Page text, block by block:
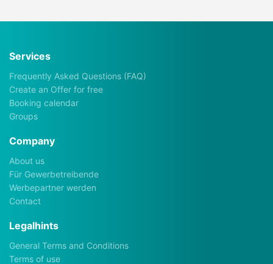
Services
Frequently Asked Questions (FAQ)
Create an Offer for free
Booking calendar
Groups
Company
About us
Für Gewerbetreibende
Werbepartner werden
Contact
Legalhints
General Terms and Conditions
Terms of use